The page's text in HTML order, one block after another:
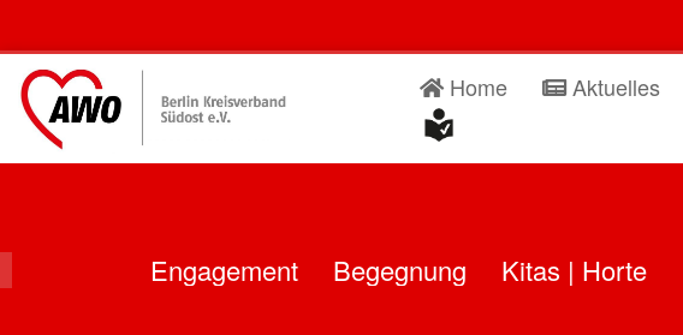
content
Home Aktuelles
Engagement Begegnung Kitas | Horte